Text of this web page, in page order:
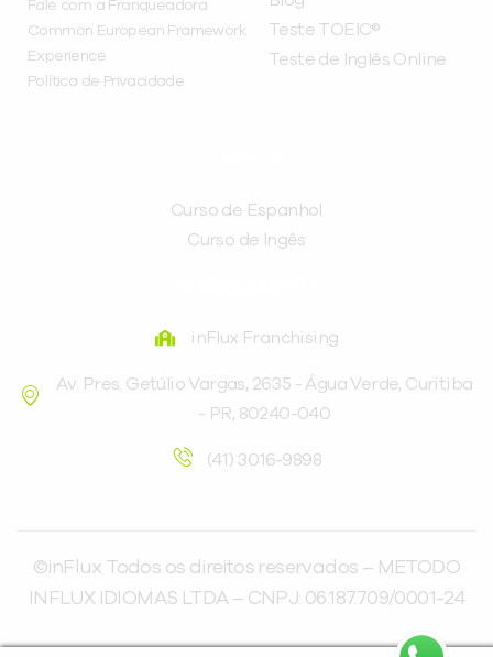
Fale com a Franqueadora
Common European Framework
Experience
Política de Privacidade
Teste TOEIC®
Teste de Inglês Online
Curso de Espanhol
Curso de Ingês
inFlux Franchising
Av. Pres. Getúlio Vargas, 2635 - Água Verde, Curitiba
- PR, 80240-040
(41) 3016-9898
©inFlux Todos os direitos reservados – METODO
INFLUX IDIOMAS LTDA – CNPJ: 06.187.709/0001-24